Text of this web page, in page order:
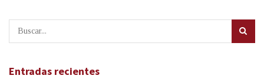
Entradas recientes